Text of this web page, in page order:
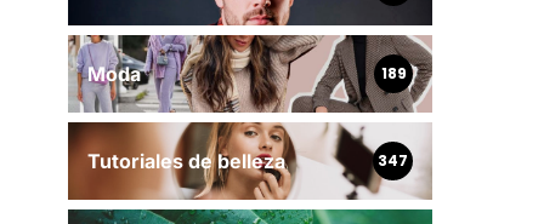
Moda 189
Tutoriales de belleza 347